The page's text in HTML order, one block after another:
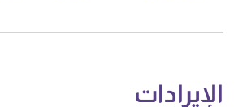
الإيرادات